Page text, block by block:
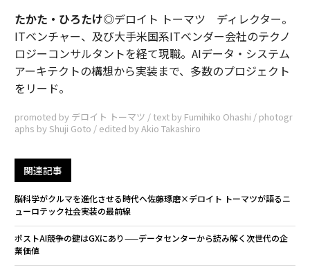
たかた・ひろたけ◎デロイト トーマツ ディレクター。
ITベンチャー、及び大手米国系ITベンダー会社のテクノ
ロジーコンサルタントを経て現職。AIデータ・システム
アーキテクトの構想から実装まで、多数のプロジェクト
をリード。
promoted by デロイト トーマツ / text by Fumihiko Ohashi / photogr
aphs by Shuji Goto / edited by Akio Takashiro
関連記事
脳科学がクルマを進化させる時代へ――佐藤琢磨×デロイト トーマツが語るニ
ューロテック社会実装の最前線
ポストAI競争の鍵はGXにあり——データセンターから読み解く次世代の企
業価値